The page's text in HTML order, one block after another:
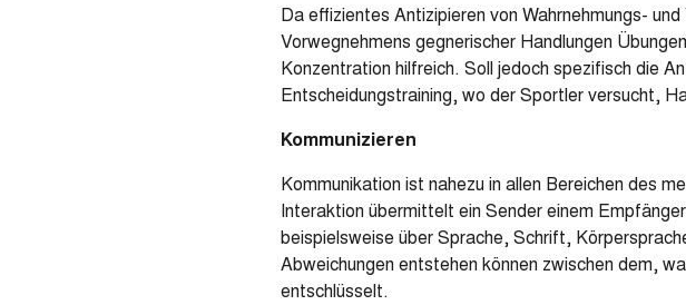
Da effizientes Antizipieren von Wahrnehmungs-
Vorwegnehmens gegnerischer Handlungen
Konzentration hilfreich. Soll jedoch spezifisch die
Entscheidungstraining, wo der Sportler versucht,
Kommunizieren
Kommunikation ist nahezu in allen Bereichen des
Interaktion übermittelt ein Sender einem
beispielsweise über Sprache, Schrift,
Abweichungen entstehen können zwischen dem,
entschlüsselt.